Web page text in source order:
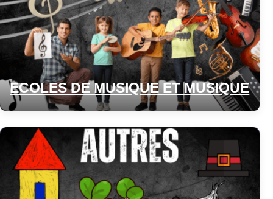
ECOLES DE MUSIQUE ET MUSIQUE